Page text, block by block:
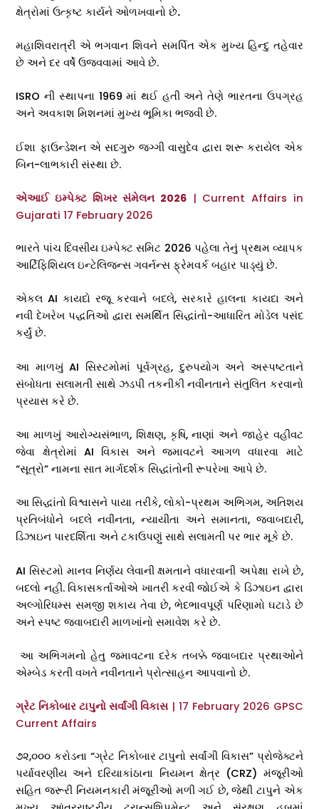
ક્ષેત્રોમાં ઉત્કૃષ્ટ કાર્યને ઓળખવાનો છે.
મહાશિવરાત્રી એ ભગવાન શિવને સમર્પિત એક મુખ્ય હિન્દુ તહેવાર
છે અને દર વર્ષે ઉજવવામાં આવે છે.
ISRO ની સ્થાપના 1969 માં થઈ હતી અને તેણે ભારતના ઉપગ્રહ
અને અવકાશ મિશનમાં મુખ્ય ભૂમિકા ભજવી છે.
ઈશા ફાઉન્ડેશન એ સદગુરુ જગ્ગી વાસુદેવ દ્વારા શરૂ કરાયેલ એક
બિન-લાભકારી સંસ્થા છે.
એઆઈ ઇમ્પેક્ટ શિખર સંમેલન 2026 | Current Affairs in
Gujarati 17 February 2026
ભારતે પાંચ દિવસીય ઇમ્પેક્ટ સમિટ 2026 પહેલા તેનું પ્રથમ વ્યાપક
આર્ટિફિશિયલ ઇન્ટેલિજન્સ ગવર્નન્સ ફ્રેમવર્ક બહાર પાડ્યું છે.
એકલ AI કાયદો રજૂ કરવાને બદલે, સરકારે હાલના કાયદા અને
નવી દેખરેખ પદ્ધતિઓ દ્વારા સમર્થિત સિદ્ધાંતો-આધારિત મોડેલ પસંદ
કર્યું છે.
આ માળખું AI સિસ્ટમોમાં પૂર્વગ્રહ, દુરુપયોગ અને અસ્પષ્ટતાને
સંબોધતા સલામતી સાથે ઝડપી તકનીકી નવીનતાને સંતુલિત કરવાનો
પ્રયાસ કરે છે.
આ માળખું આરોગ્યસંભાળ, શિક્ષણ, કૃષિ, નાણાં અને જાહેર વહીવટ
જેવા ક્ષેત્રોમાં AI વિકાસ અને જમાવટને આગળ વધારવા માટે
“સૂત્રો” નામના સાત માર્ગદર્શક સિદ્ધાંતોની રૂપરેખા આપે છે.
આ સિદ્ધાંતો વિશ્વાસને પાયા તરીકે, લોકો-પ્રથમ અભિગમ, અતિશય
પ્રતિબંધોને બદલે નવીનતા, ન્યાયીતા અને સમાનતા, જવાબદારી,
ડિઝાઇન પારદર્શિતા અને ટકાઉપણું સાથે સલામતી પર ભાર મૂકે છે.
AI સિસ્ટમો માનવ નિર્ણય લેવાની ક્ષમતાને વધારવાની અપેક્ષા રાખે છે,
બદલો નહીં. વિકાસકર્તાઓએ ખાતરી કરવી જોઈએ કે ડિઝાઇન દ્વારા
અલ્ગોરિધમ્સ સમજી શકાય તેવા છે, ભેદભાવપૂર્ણ પરિણામો ઘટાડે છે
અને સ્પષ્ટ જવાબદારી માળખાંનો સમાવેશ કરે છે.
આ અભિગમનો હેતુ જમાવટના દરેક તબક્કે જવાબદાર પ્રથાઓને
એમ્બેડ કરતી વખતે નવીનતાને પ્રોત્સાહન આપવાનો છે.
ગ્રેટ નિકોબાર ટાપુનો સર્વાંગી વિકાસ| 17 February 2026 GPSC
Current Affairs
₹૭૨,૦૦૦ કરોડના “ગ્રેટ નિકોબાર ટાપુનો સર્વાંગી વિકાસ” પ્રોજેક્ટને
પર્યાવરણીય અને દરિયાકાંઠાના નિયમન ક્ષેત્ર (CRZ) મંજૂરીઓ
સહિત જરૂરી નિયમનકારી મંજૂરીઓ મળી ગઈ છે, જેથી ટાપુને એક